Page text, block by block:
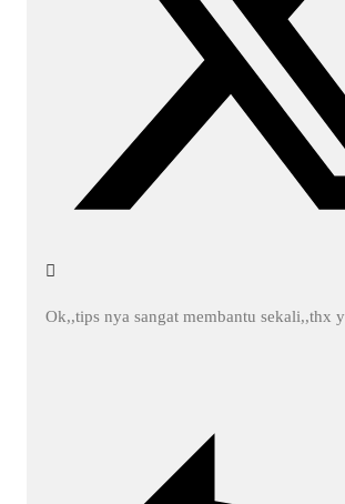
Ok,,tips nya sangat membantu sekali,,thx y